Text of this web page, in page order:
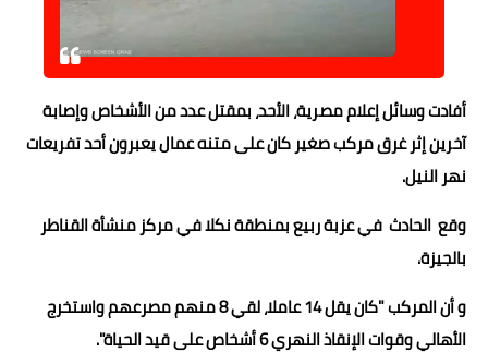
حوادث وقضايا
خدمات
الصحه والجمال
مقالات
أفادت وسائل إعلام مصرية، الأحد، بمقتل عدد من الأشخاص وإصابة
آخرين إثر غرق مركب صغير كان على متنه عمال يعبرون أحد تفريعات
نهر النيل.
وقع الحادث في عزبة ربيع بمنطقة نكلا في مركز منشأة القناطر
بالجيزة.
و أن المركب "كان يقل 14 عاملا، لقي 8 منهم مصرعهم واستخرج
الأهالي وقوات الإنقاذ النهري 6 أشخاص على قيد الحياة".